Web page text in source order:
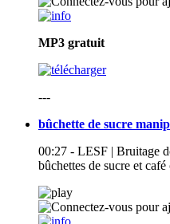
MP3 gratuit
---
bûchette de sucre
00:27 - LESF | Bruitage
bûchettes de sucre et